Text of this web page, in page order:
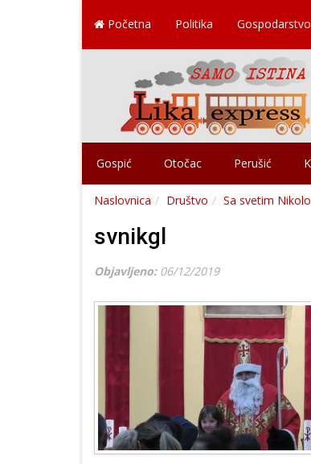
Početna Politika Gospodarstvo
Gospić Otočac Perušić
Naslovnica Društvo Sa svetim
svnikgl
Objavljeno: 06/12/2019